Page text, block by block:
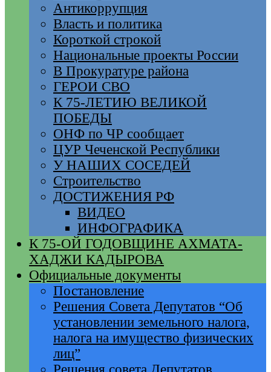
Антикоррупция
Власть и политика
Короткой строкой
Национальные проекты России
В Прокуратуре района
ГЕРОИ СВО
К 75-ЛЕТИЮ ВЕЛИКОЙ
ПОБЕДЫ
ОНФ по ЧР сообщает
ЦУР Чеченской Республики
У НАШИХ СОСЕДЕЙ
Строительство
ДОСТИЖЕНИЯ РФ
ВИДЕО
ИНФОГРАФИКА
К 75-ОЙ ГОДОВЩИНЕ АХМАТА-
ХАДЖИ КАДЫРОВА
Официальные документы
Постановление
Решения Совета Депутатов “Об
установлении земельного налога,
налога на имущество физических
лиц”